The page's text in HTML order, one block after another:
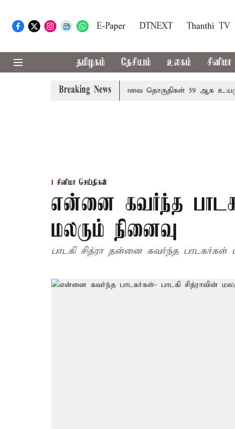
E-Paper DTNEXT Thanthi TV
தமிழகம் தேசியம் உலகம் சினிமா
Breaking News
நடந்தால் தமிழக மக்களவை தொகுதிகள் 59 ஆக
சினிமா செய்திகள்
என்னை கவர்ந்த
மலரும் நினைவு
பாடகி சித்ரா தன்னை கவர்ந்த பாடகர்கள்